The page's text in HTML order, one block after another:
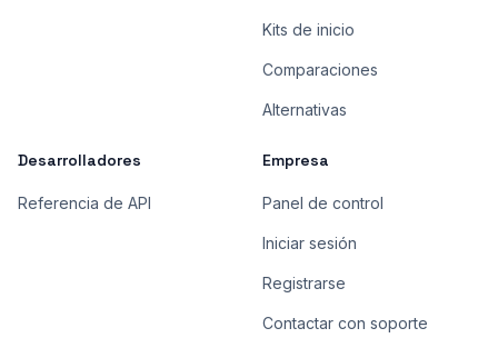
Kits de inicio
Comparaciones
Alternativas
Desarrolladores
Referencia de API
Empresa
Panel de control
Iniciar sesión
Registrarse
Contactar con soporte